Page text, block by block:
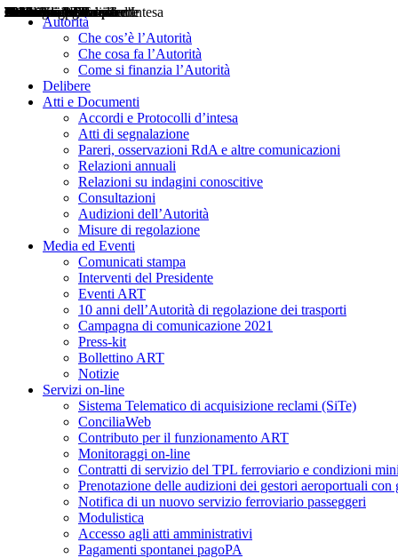
Autorità
Che cos’è l’Autorità
Che cosa fa l’Autorità
Come si finanzia l’Autorità
Delibere
Atti e Documenti
Accordi e Protocolli d’intesa
Atti di segnalazione
Pareri, osservazioni RdA e altre comunicazioni
Relazioni annuali
Relazioni su indagini conoscitive
Consultazioni
Audizioni dell’Autorità
Misure di regolazione
Media ed Eventi
Comunicati stampa
Interventi del Presidente
Eventi ART
10 anni dell’Autorità di regolazione dei trasporti
Campagna di comunicazione 2021
Press-kit
Bollettino ART
Notizie
Servizi on-line
Sistema Telematico di acquisizione reclami (SiTe)
ConciliaWeb
Contributo per il funzionamento ART
Monitoraggi on-line
Contratti di servizio del TPL ferroviario e condizioni
Prenotazione delle audizioni dei gestori aeroportuali con
Notifica di un nuovo servizio ferroviario passeggeri
Modulistica
Accesso agli atti amministrativi
Pagamenti spontanei pagoPA
Delibere
Pareri
Consultazioni
Audizioni
Atti di Segnalazione
Accordi e Protocolli d'Intesa
Relazioni annuali
Misure di regolazione
Notizie
Comunicati Stampa
Bollettini ART
Convegni ART
Interviste del Presidente
Articoli in primo piano
Interventi del Presidente
2004
2005
2010
2013
2014
2015
2016
2017
2018
2019
202
2020
2021
2022
2023
2024
2025
2026
Aereo
Marittimo
Terrestre